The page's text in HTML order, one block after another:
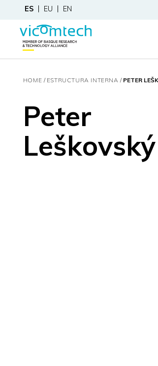
ES EU EN
HOME ESTRUCTURA INTERNA PETER
Peter
Leškovský